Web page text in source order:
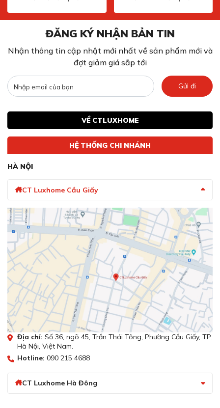
ĐĂNG KÝ NHẬN BẢN TIN
Nhận thông tin cập nhật mới nhất về sản phẩm mới và
đợt giảm giá sắp tới
Gửi đi
VỀ CTLUXHOME
HỆ THỐNG CHI NHÁNH
HÀ NỘI
CT Luxhome Cầu Giấy
Địa chỉ: Số 36, ngõ 45, Trần Thái Tông, Phường Cầu Giấy, TP.
Hà Nội, Việt Nam.
Hotline: 090 215 4688
CT Luxhome Hà Đông